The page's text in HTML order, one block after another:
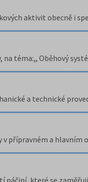
aktivit obecně i
téma:,, Oběhový
a technické
přípravném a hlavním
náčiní, které se